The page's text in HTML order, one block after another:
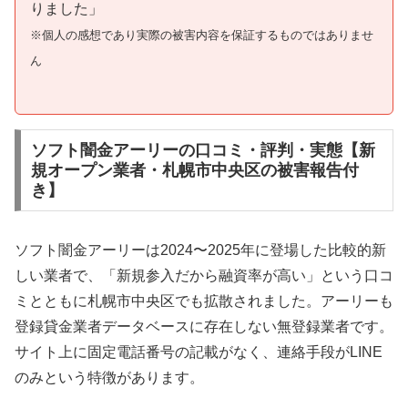
りました」
※個人の感想であり実際の被害内容を保証するものではありませ
ん
ソフト闇金アーリーの口コミ・評判・実態【新
規オープン業者・札幌市中央区の被害報告付
き】
ソフト闇金アーリーは2024〜2025年に登場した比較的新
しい業者で、「新規参入だから融資率が高い」という口コ
ミとともに札幌市中央区でも拡散されました。アーリーも
登録貸金業者データベースに存在しない無登録業者です。
サイト上に固定電話番号の記載がなく、連絡手段がLINE
のみという特徴があります。